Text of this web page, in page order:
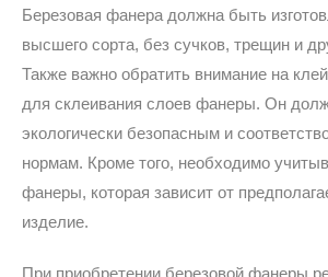
Березовая фанера должна быть
высшего сорта, без сучков, трещин и
Также важно обратить внимание на
для склеивания слоев фанеры. Он
экологически безопасным и
нормам. Кроме того, необходимо
фанеры, которая зависит от
изделие.
При приобретении березовой фанеры